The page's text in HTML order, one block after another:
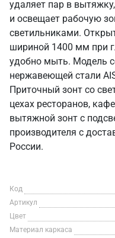
удаляет пар в
и освещает рабочую
светильниками.
шириной 1400 мм при
удобно мыть. Модель
нержавеющей стали
Приточный зонт со
цехах ресторанов,
вытяжной зонт с
производителя с
России.
Код
Артикул
Цвет
Материал каркаса